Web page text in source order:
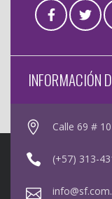
INFORMACIÓN
Calle 69 #
(+57) 313-